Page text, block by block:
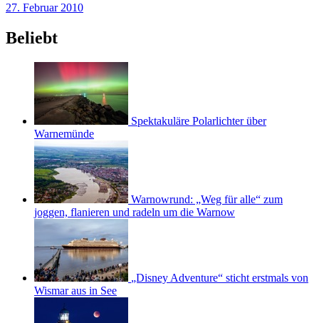
27. Februar 2010
Beliebt
Spektakuläre Polarlichter über
Warnemünde
Warnowrund: „Weg für alle“ zum
joggen, flanieren und radeln um die Warnow
„Disney Adventure“ sticht erstmals von
Wismar aus in See